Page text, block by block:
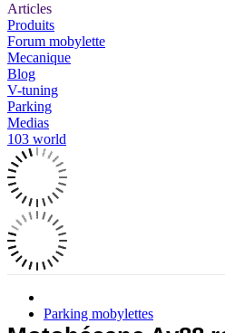
Articles
Produits
Forum mobylette
Mecanique
Blog
V-tuning
Parking
Medias
103 world
Parking mobylettes